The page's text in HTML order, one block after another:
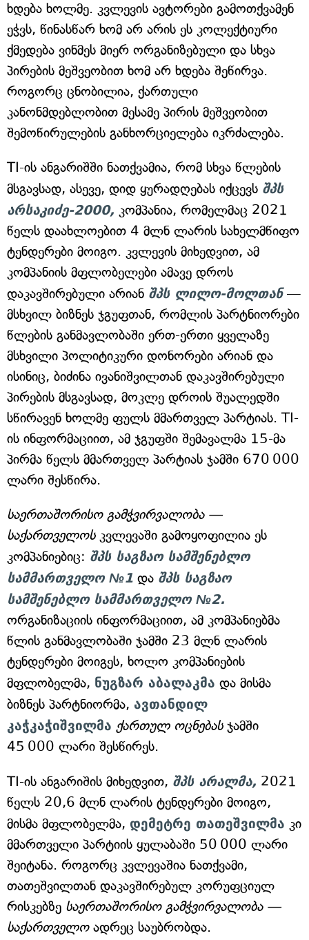
ხდება ხოლმე. კვლევის ავტორები გამოთქვამენ
ეჭვს, წინასწარ ხომ არ არის ეს კოლექტიური
ქმედება ვინმეს მიერ ორგანიზებული და სხვა
პირების მეშვეობით ხომ არ ხდება შეწირვა.
როგორც ცნობილია, ქართული
კანონმდებლობით მესამე პირის მეშვეობით
შემოწირულების განხორციელება იკრძალება.
TI-ის ანგარიშში ნათქვამია, რომ სხვა წლების
მსგავსად, ასევე, დიდ ყურადღებას იქცევს შპს
არსაკიძე-2000, კომპანია, რომელმაც 2021
წელს დაახლოებით 4 მლნ ლარის სახელმწიფო
ტენდერები მოიგო. კვლევის მიხედვით, ამ
კომპანიის მფლობელები ამავე დროს
დაკავშირებული არიან შპს ლილო-მოლთან—
მსხვილ ბიზნეს ჯგუფთან, რომლის პარტნიორები
წლების განმავლობაში ერთ-ერთი ყველაზე
მსხვილი პოლიტიკური დონორები არიან და
ისინიც, ბიძინა ივანიშვილთან დაკავშირებული
პირების მსგავსად, მოკლე დროის შუალედში
სწირავენ ხოლმე ფულს მმართველ პარტიას. TI-
ის ინფორმაციით, ამ ჯგუფში შემავალმა 15-მა
პირმა წელს მმართველ პარტიას ჯამში 670 000
ლარი შესწირა.
საერთაშორისო გამჭვირვალობა —
საქართველოსკვლევაში გამოყოფილია ეს
კომპანიებიც: შპს საგზაო სამშენებლო
სამმართველო №1 და შპს საგზაო
სამშენებლო სამმართველო №2.
ორგანიზაციის ინფორმაციით, ამ კომპანიებმა
წლის განმავლობაში ჯამში 23 მლნ ლარის
ტენდერები მოიგეს, ხოლო კომპანიების
მფლობელმა, ნუგზარ აბალაკმა და მისმა
ბიზნეს პარტნიორმა, ავთანდილ
კაჭკაჭიშვილმა ქართულ ოცნებასჯამში
45 000 ლარი შესწირეს.
TI-ის ანგარიშის მიხედვით, შპს არალმა, 2021
წელს 20,6 მლნ ლარის ტენდერები მოიგო,
მისმა მფლობელმა, დემეტრე თათეშვილმა კი
მმართველი პარტიის ყულაბაში 50 000 ლარი
შეიტანა. როგორც კვლევაშია ნათქვამი,
თათეშვილთან დაკავშირებულ კორუფციულ
რისკებზე საერთაშორისო გამჭვირვალობა —
საქართველოადრეც საუბრობდა.